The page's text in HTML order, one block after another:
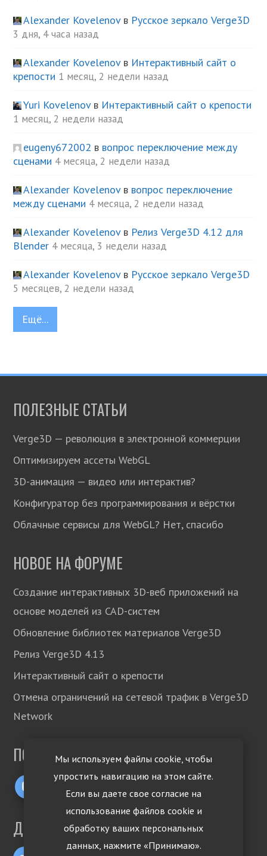
Мы используем файлы cookie, чтобы
упростить навигацию на этом сайте.
Если вы даете свое согласие на
использование файлов cookie и
обработку ваших персональных
данных, нажмите «Принимаю».
Alexander Kovelenovв Русское зеркало Verge3D
3 дня, 4 часа назад
Alexander Kovelenovв Интерактивный сайт о
крепости 1 месяц, 2 недели назад
Yuri Kovelenovв Интерактивный сайт о крепости
1 месяц, 2 недели назад
eugeny672002 в вопрос переключение между
сценами 4 месяца, 2 недели назад
Alexander Kovelenovв вопрос переключение
между сценами 4 месяца, 2 недели назад
Alexander Kovelenovв Релиз Verge3D 4.12 для
Blender 4 месяца, 3 недели назад
Alexander Kovelenovв Русское зеркало Verge3D
5 месяцев, 2 недели назад
Ещё...
ПОЛЕЗНЫЕ СТАТЬИ
Verge3D — революция в электронной коммерции
Оптимизируем ассеты WebGL
3D-анимация — видео или интерактив?
Конфигуратор без программирования и вёрстки
Облачные сервисы для WebGL? Нет, спасибо
НОВОЕ НА ФОРУМЕ
Создание интерактивных 3D-веб приложений на
основе моделей из CAD-систем
Обновление библиотек материалов Verge3D
Релиз Verge3D 4.13
Интерактивный сайт о крепости
Отмена ограничений на сетевой трафик в Verge3D
Network
ПОДПИСЫВАЙТЕСЬ!
ДРУГИЕ ЯЗЫКИ